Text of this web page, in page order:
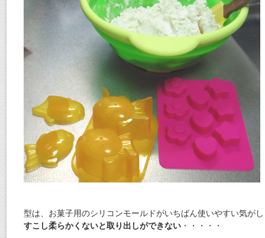
型は、お菓子用のシリコンモールドがいちばん使いやすい気が
すこし柔らかくないと取り出しができない ・・・・・